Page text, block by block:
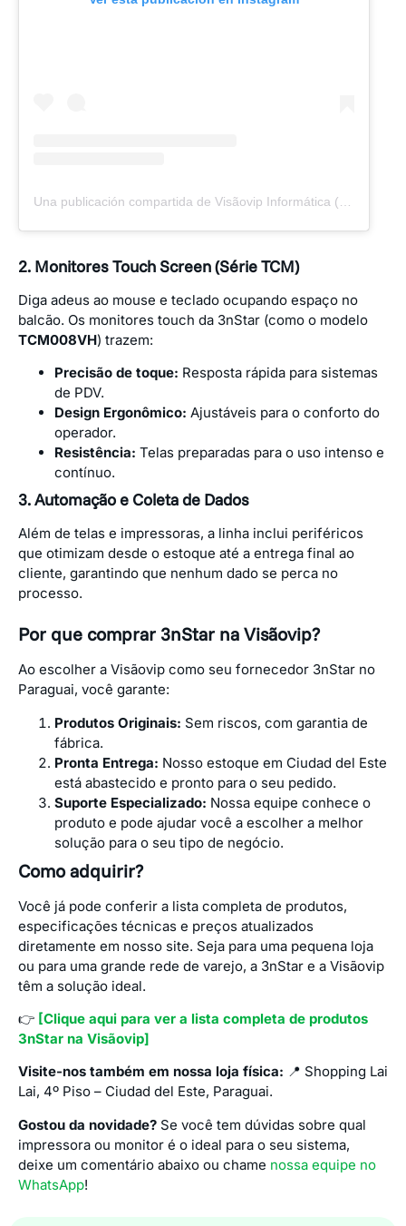
2. Monitores Touch Screen (Série TCM)
Diga adeus ao mouse e teclado ocupando espaço no
balcão. Os monitores touch da 3nStar (como o modelo
TCM008VH) trazem:
Precisão de toque: Resposta rápida para sistemas
de PDV.
Design Ergonômico: Ajustáveis para o conforto do
operador.
Resistência: Telas preparadas para o uso intenso e
contínuo.
3. Automação e Coleta de Dados
Além de telas e impressoras, a linha inclui periféricos
que otimizam desde o estoque até a entrega final ao
cliente, garantindo que nenhum dado se perca no
processo.
Por que comprar 3nStar na Visãovip?
Ao escolher a Visãovip como seu fornecedor 3nStar no
Paraguai, você garante:
Produtos Originais: Sem riscos, com garantia de
fábrica.
Pronta Entrega: Nosso estoque em Ciudad del Este
está abastecido e pronto para o seu pedido.
Suporte Especializado: Nossa equipe conhece o
produto e pode ajudar você a escolher a melhor
solução para o seu tipo de negócio.
Como adquirir?
Você já pode conferir a lista completa de produtos,
especificações técnicas e preços atualizados
diretamente em nosso site. Seja para uma pequena loja
ou para uma grande rede de varejo, a 3nStar e a Visãovip
têm a solução ideal.
👉 [Clique aqui para ver a lista completa de produtos
3nStar na Visãovip]
Visite-nos também em nossa loja física: 📍 Shopping Lai
Lai, 4º Piso – Ciudad del Este, Paraguai.
Gostou da novidade? Se você tem dúvidas sobre qual
impressora ou monitor é o ideal para o seu sistema,
deixe um comentário abaixo ou chame nossa equipe no
WhatsApp!